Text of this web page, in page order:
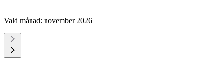
Vald månad: november 2026